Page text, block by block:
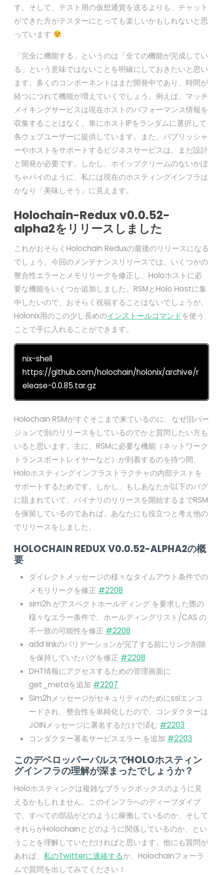
す。そして、テスト用の仮想通貨を送るよりも、チャット
ができた方がテスターにとっても楽しいかもしれないと思
っています
「完全に機能する」というのは「全ての機能が完成してい
る」という意味ではないことを明確にしておきたいと思い
ます。多くのコンポーネントはまだ開発中であり、時間が
経つにつれて機能が増えていくでしょう。例えば、マッチ
メイキングサービスは現在ホストのパフォーマンス情報を
収集することはなく、単にホストIPをランダムに選択して
各ウェブユーザーに提供しています。また、パブリッシャ
ーやホストをサポートするビジネスサービスは、まだ設計
と開発が必要です。しかし、ホイップクリームのないかぼ
ちゃパイのように、私には現在のホスティングインフラは
かなり「美味しそう」に見えます。
Holochain-Redux v0.0.52-
alpha2をリリースしました
これがおそらくHolochain Reduxの最後のリリースになる
でしょう。今回のメンテナンスリリースでは、いくつかの
整合性エラーとメモリリークを修正し、Holoホストに必
要な機能をいくつか追加しました。RSMとHolo Hostに集
中したいので、おそらく祝福することはないでしょうが、
Holonix用のこの少し長めのインストールコマンドを使う
ことで手に入れることができます。
nix-shell
https://github.com/holochain/holonix/archive/r
elease-0.0.85.tar.gz
Holochain RSMがすぐそこまで来ているのに、なぜ旧バー
ジョンで別のリリースをしているのでかと質問したい方も
いると思います。主に、RSMに必要な機能（ネットワーク
トランスポートレイヤーなど）が到着するのを待つ間、
Holoホスティングインフラストラクチャの内部テストを
サポートするためです。しかし、もしあなたが以下のバグ
に阻まれていて、バイナリのリリースを開始するまでRSM
を保留しているのであれば、あなたにも役立つと考え他の
でリリースをしました。
HOLOCHAIN REDUX V0.0.52-ALPHA2の概
要
ダイレクトメッセージの様々なタイムアウト条件での
メモリリークを修正 #2208
sim2h がアスペクトホールディング を要求した際の
様々なエラー条件で、ホールディングリスト/CAS の
不一致の可能性を修正 #2208
add linkのバリデーションが完了する前にリンク削除
を保持していたバグを修正 #2208
DHT情報にアクセスするための管理画面に
get_metaを追加 #2207
Sim2hメッセージがセキュリティのためにsslエンコ
ードされ、整合性を単純化したので、コンダクターは
JOINメッセージに署名するだけで済む #2203
コンダクター署名サービスエラー を追加 #2203
このデベロッパーパルスでHOLOホスティン
グインフラの理解が深まったでしょうか？
Holoホスティングは複雑なブラックボックスのように見
えるかもしれません。このインフラへのディープダイブ
で、すべての部品がどのように稼働しているのか、そして
それらがHolochainとどのように関係しているのか、とい
うことを理解していただければと思います。他にも質問が
あれば、 私のTwitterに連絡するか、Holochainフォーラ
ムで質問を出してみてください！